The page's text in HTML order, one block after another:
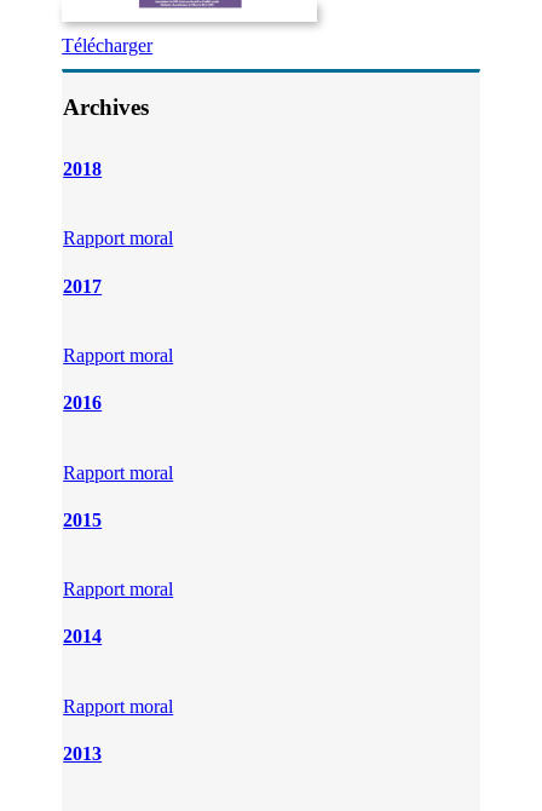
Télécharger
Archives
2018
Rapport moral
2017
Rapport moral
2016
Rapport moral
2015
Rapport moral
2014
Rapport moral
2013